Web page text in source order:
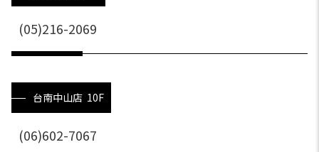
(05)216-2069
台南中山店 10F
(06)602-7067